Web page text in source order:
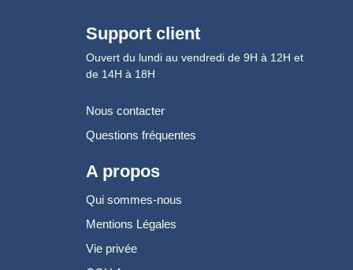
Support client
Ouvert du lundi au vendredi de 9H à 12H et
de 14H à 18H
Nous contacter
Questions fréquentes
A propos
Qui sommes-nous
Mentions Légales
Vie privée